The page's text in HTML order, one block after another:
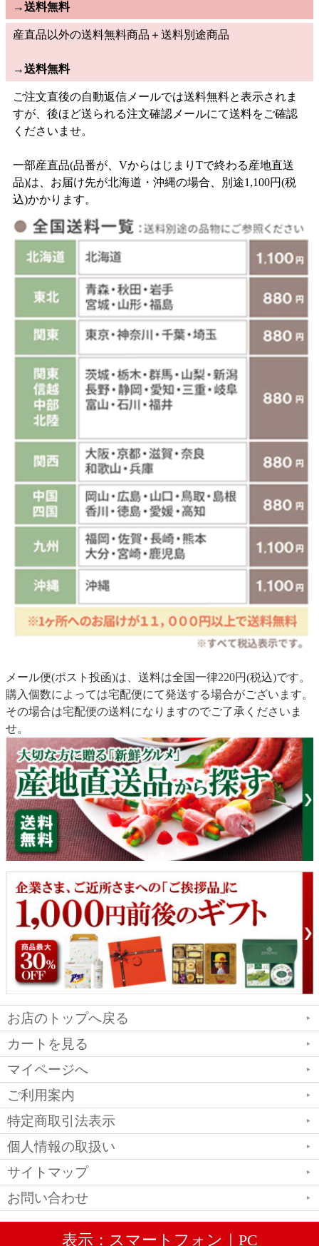
→送料無料
産直品以外の送料無料商品＋送料別途商品
→送料無料
ご注文直後の自動返信メールでは送料無料と表示されま
すが、後ほど送られる注文確認メールにて送料をご確認
くださいませ。
一部産直品(品番が、VからはじまりTで終わる産地直送
品)は、お届け先が北海道・沖縄の場合、別途1,100円(税
込)かかります。
メール便(ポスト投函)は、送料は全国一律220円(税込)です。
購入個数によっては宅配便にて発送する場合がございます。
その場合は宅配便の送料になりますのでご了承くださいま
せ。
お店のトップへ戻る
カートを見る
マイページへ
ご利用案内
特定商取引法表示
個人情報の取扱い
サイトマップ
お問い合わせ
表示：スマートフォン｜ PC